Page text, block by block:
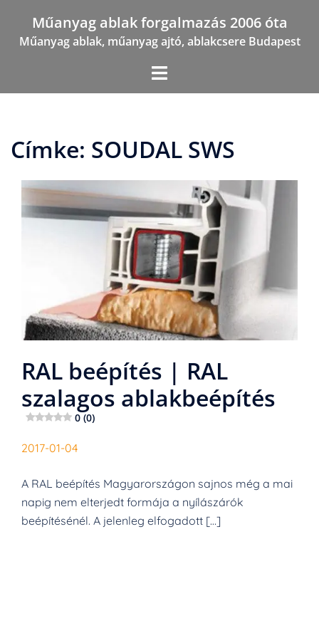
content
Műanyag ablak forgalmazás 2006 óta
Műanyag ablak, műanyag ajtó, ablakcsere Budapest
Címke: SOUDAL SWS
RAL beépítés | RAL
szalagos ablakbeépítés
0 (0)
2017-01-04
A RAL beépítés Magyarországon sajnos még a mai
napig nem elterjedt formája a nyílászárók
beépítésénél. A jelenleg elfogadott […]